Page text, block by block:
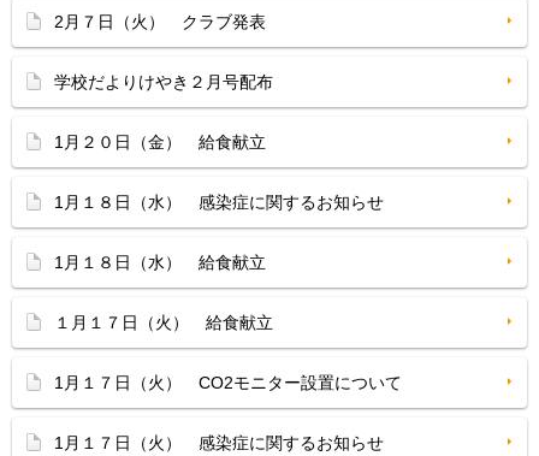
2月７日（火） クラブ発表
学校だよりけやき２月号配布
1月２０日（金） 給食献立
1月１８日（水） 感染症に関するお知らせ
1月１８日（水） 給食献立
１月１７日（火） 給食献立
1月１７日（火） CO2モニター設置について
1月１７日（火） 感染症に関するお知らせ